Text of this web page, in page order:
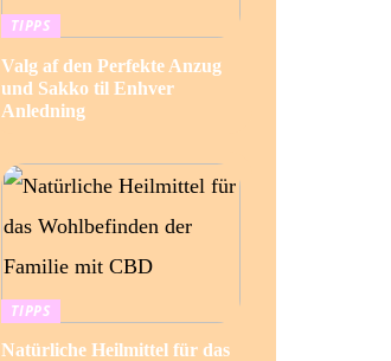
TIPPS
Valg af den Perfekte Anzug
und Sakko til Enhver
Anledning
TIPPS
Natürliche Heilmittel für das